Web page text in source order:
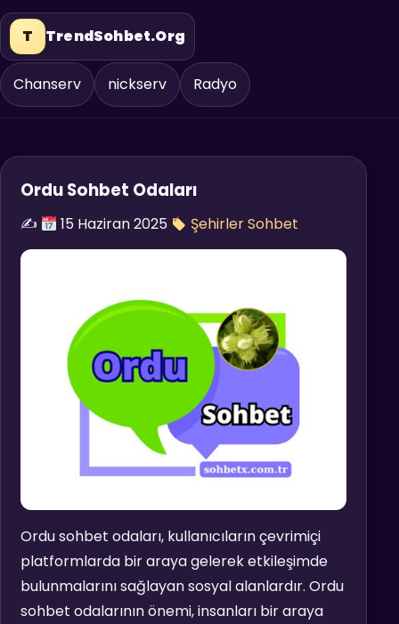
T TrendSohbet.Org
Chanserv nickserv Radyo
Ordu Sohbet Odaları
✍️ 15 Haziran 2025 Şehirler Sohbet
Ordu sohbet odaları, kullanıcıların çevrimiçi
platformlarda bir araya gelerek etkileşimde
bulunmalarını sağlayan sosyal alanlardır. Ordu
sohbet odalarının önemi, insanları bir araya